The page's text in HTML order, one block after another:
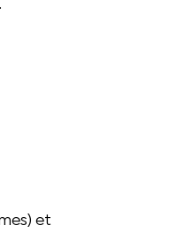
et